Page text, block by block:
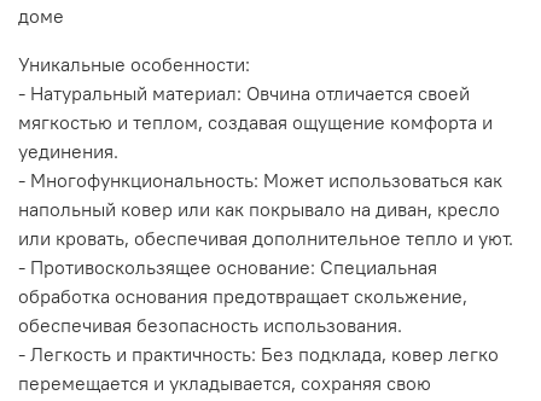
доме
Уникальные особенности:
- Натуральный материал: Овчина отличается своей
мягкостью и теплом, создавая ощущение комфорта и
уединения.
- Многофункциональность: Может использоваться как
напольный ковер или как покрывало на диван, кресло
или кровать, обеспечивая дополнительное тепло и уют.
- Противоскользящее основание: Специальная
обработка основания предотвращает скольжение,
обеспечивая безопасность использования.
- Легкость и практичность: Без подклада, ковер легко
перемещается и укладывается, сохраняя свою